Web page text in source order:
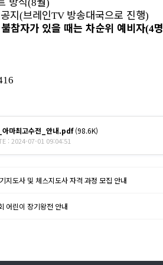
(8
)
지(브레인TV 방송대국으로 진행)
참자가 있을 때는 차순위 예비자(4명
마최고수전_안내.pdf(98.6K)
: 2024-07-01 09:04:51
지도사 및 체스지도사 자격 과정 모집 안내
어린이 장기왕전 안내